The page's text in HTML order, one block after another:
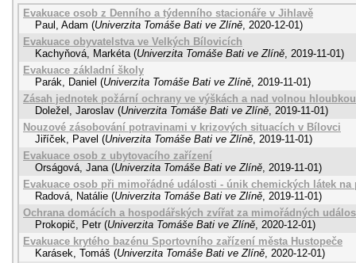
Evakuace osob z Denního a týdenního stacionáře v Jihlavě
Paul, Adam (Univerzita Tomáše Bati ve Zlíně, 2020-12-01)
Evakuace obyvatelstva ve Velkých Bílovicích
Kachyňová, Markéta (Univerzita Tomáše Bati ve Zlíně, 2019-11-01)
Evakuace základní školy
Parák, Daniel (Univerzita Tomáše Bati ve Zlíně, 2019-11-01)
Zásah jednotek požární ochrany ve výškách a nad volnou hloubkou
Doležel, Jaroslav (Univerzita Tomáše Bati ve Zlíně, 2019-11-01)
Nouzové zásobování potravinami v krizových situacích v Bílovci
Jiříček, Pavel (Univerzita Tomáše Bati ve Zlíně, 2019-11-01)
Evakuace osob z ubytovacího zařízení
Orságová, Jana (Univerzita Tomáše Bati ve Zlíně, 2019-11-01)
Evakuace osob při mimořádné události - únik chemických látek
Radová, Natálie (Univerzita Tomáše Bati ve Zlíně, 2019-11-01)
Ochrana domácích a hospodářských zvířat za mimořádných
Prokopič, Petr (Univerzita Tomáše Bati ve Zlíně, 2020-12-01)
Evakuace krytého bazénu Sportovního zařízení města Hustopeče
Karásek, Tomáš (Univerzita Tomáše Bati ve Zlíně, 2020-12-01)